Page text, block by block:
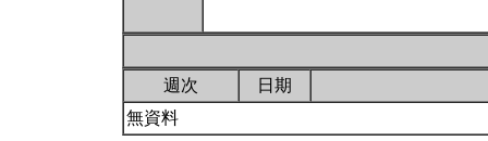
週次
日期
無資料